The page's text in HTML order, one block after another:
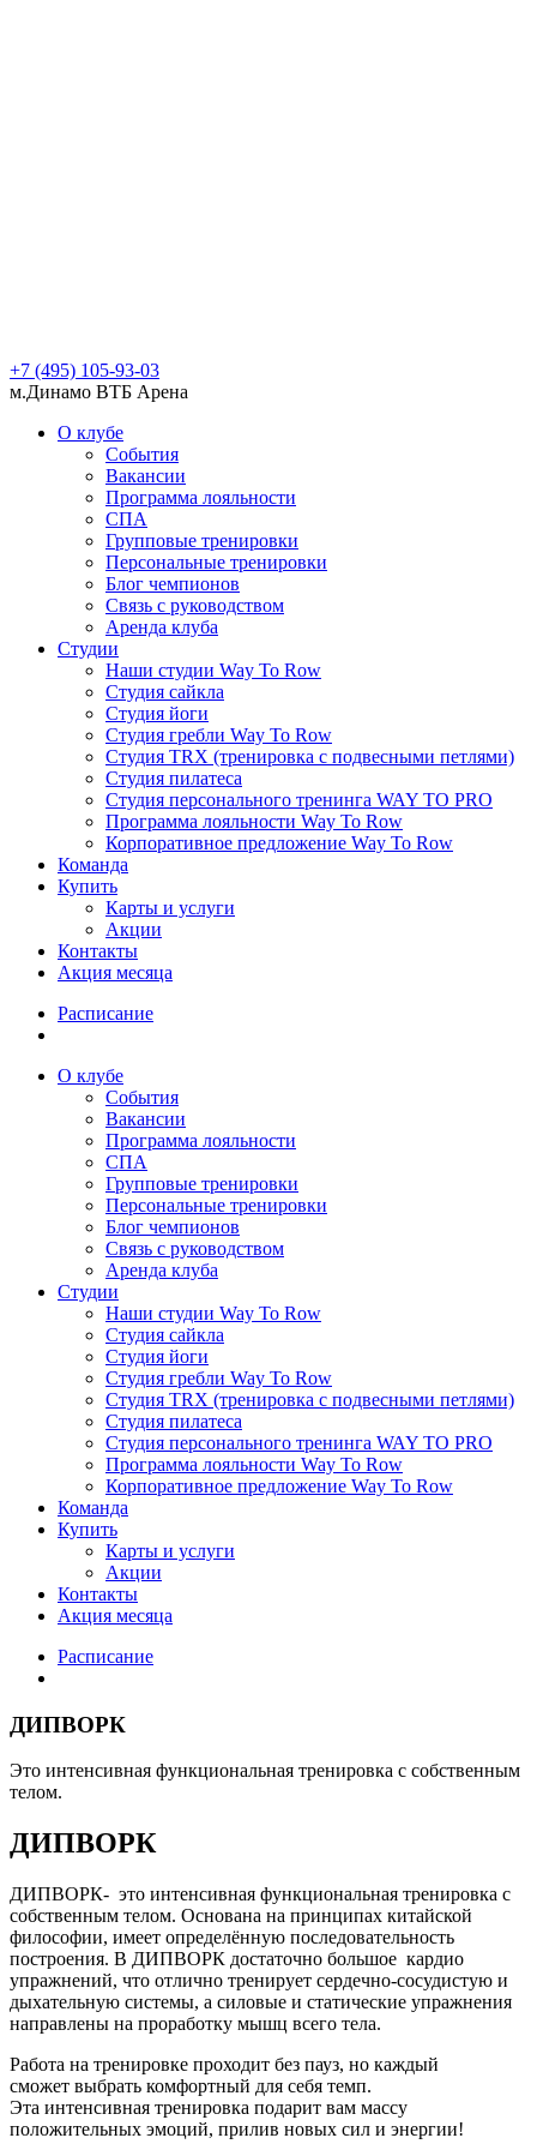
+7 (495) 105-93-03
м.Динамо ВТБ Арена
О клубе
События
Вакансии
Программа лояльности
СПА
Групповые тренировки
Персональные тренировки
Блог чемпионов
Связь с руководством
Аренда клуба
Студии
Наши студии Way To Row
Студия сайкла
Студия йоги
Студия гребли Way To Row
Студия TRX (тренировка с подвесными петлями)
Студия пилатеса
Студия персонального тренинга WAY TO PRO
Программа лояльности Way To Row
Корпоративное предложение Way To Row
Команда
Купить
Карты и услуги
Акции
Контакты
Акция месяца
Расписание
О клубе
События
Вакансии
Программа лояльности
СПА
Групповые тренировки
Персональные тренировки
Блог чемпионов
Связь с руководством
Аренда клуба
Студии
Наши студии Way To Row
Студия сайкла
Студия йоги
Студия гребли Way To Row
Студия TRX (тренировка с подвесными петлями)
Студия пилатеса
Студия персонального тренинга WAY TO PRO
Программа лояльности Way To Row
Корпоративное предложение Way To Row
Команда
Купить
Карты и услуги
Акции
Контакты
Акция месяца
Расписание
ДИПВОРК
Это интенсивная функциональная тренировка с собственным
телом.
ДИПВОРК
ДИПВОРК- это интенсивная функциональная тренировка с
собственным телом. Основана на принципах китайской
философии, имеет определённую последовательность
построения. В ДИПВОРК достаточно большое кардио
упражнений, что отлично тренирует сердечно-сосудистую и
дыхательную системы, а силовые и статические упражнения
направлены на проработку мышц всего тела.
Работа на тренировке проходит без пауз, но каждый
сможет выбрать комфортный для себя темп.
Эта интенсивная тренировка подарит вам массу
положительных эмоций, прилив новых сил и энергии!